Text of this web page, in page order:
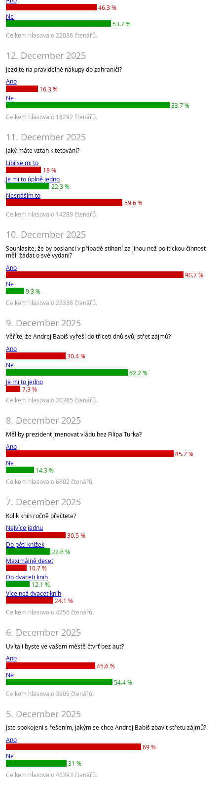
46.3 %
Ne
53.7 %
Celkem hlasovalo 22036 čtenářů.
12. December 2025
Jezdíte na pravidelné nákupy do zahraničí?
Ano
16.3 %
Ne
83.7 %
Celkem hlasovalo 18292 čtenářů.
11. December 2025
Jaký máte vztah k tetování?
Líbí se mi to
18 %
Je mi to úplně jedno
22.3 %
Nesnáším to
59.6 %
Celkem hlasovalo 14289 čtenářů.
10. December 2025
Souhlasíte, že by poslanci v případě stíhaní za jinou než politickou činnost
měli žádat o své vydání?
Ano
90.7 %
Ne
9.3 %
Celkem hlasovalo 23338 čtenářů.
9. December 2025
Věříte, že Andrej Babiš vyřeší do třiceti dnů svůj střet zájmů?
Ano
30.4 %
Ne
62.2 %
Je mi to jedno
7.3 %
Celkem hlasovalo 20385 čtenářů.
8. December 2025
Měl by prezident jmenovat vládu bez Filipa Turka?
Ano
85.7 %
Ne
14.3 %
Celkem hlasovalo 6802 čtenářů.
7. December 2025
Kolik knih ročně přečtete?
Nejvíce jednu
30.5 %
Do pěti knížek
22.6 %
Maximálně deset
10.7 %
Do dvaceti knih
12.1 %
Více než dvacet knih
24.1 %
Celkem hlasovalo 4256 čtenářů.
6. December 2025
Uvítali byste ve vašem městě čtvrť bez aut?
Ano
45.6 %
Ne
54.4 %
Celkem hlasovalo 3905 čtenářů.
5. December 2025
Jste spokojeni s řešením, jakým se chce Andrej Babiš zbavit střetu zájmů?
Ano
69 %
Ne
31 %
Celkem hlasovalo 46393 čtenářů.